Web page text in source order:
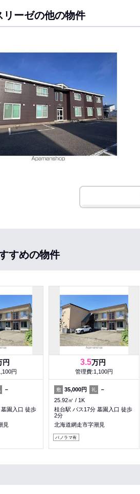
リーゼの他の物件
すめの物件
円
円
－
園入口 徒歩
見
3.5万円
管理費:1,100円
敷 35,000円 礼
－
25.92㎡
1K
桂台駅 バス17分 墓園入口 徒歩
2分
北海道網走市字潮見
パノラマ有